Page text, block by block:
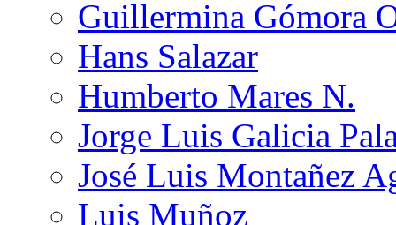
Guillermina Gómora
Hans Salazar
Humberto Mares N.
Jorge Luis Galicia
José Luis Montañez
Luis Muñoz